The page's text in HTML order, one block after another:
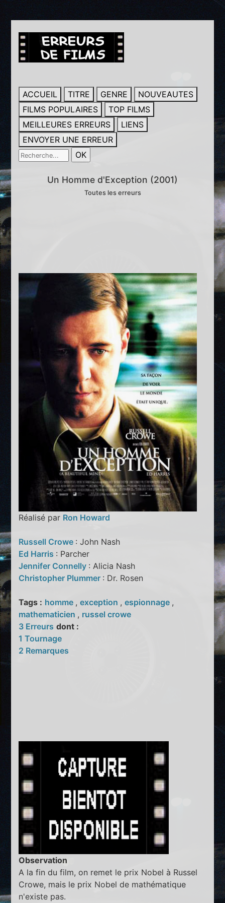
ACCUEIL TITRE GENRE
NOUVEAUTES
FILMS POPULAIRES
TOP FILMS
MEILLEURES ERREURS
LIENS
ENVOYER UNE ERREUR
Un Homme d'Exception (2001)
Toutes les erreurs
Réalisé par Ron Howard
Russell Crowe : John Nash
Ed Harris : Parcher
Jennifer Connelly : Alicia Nash
Christopher Plummer : Dr. Rosen
Tags : homme ,exception ,espionnage ,
mathematicien , russel crowe
3 Erreurs dont :
1 Tournage
2 Remarques
Observation
A la fin du film, on remet le prix Nobel à Russel
Crowe, mais le prix Nobel de mathématique
n'existe pas.